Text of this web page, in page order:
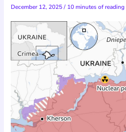
December 12, 2025/ 10 minutes of reading